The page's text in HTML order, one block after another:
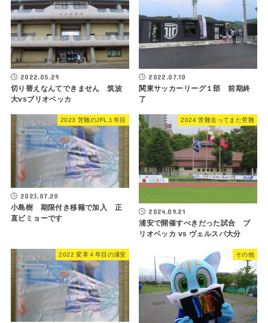
2022.05.29
切り替えなんてできません 筑波
大vsブリオベッカ
2022.07.10
関東サッカーリーグ１部 前期終
了
2023 苦難のJFL１年目
2023.07.20
小島樹 期限付き移籍で加入 正
直ビミョーです
2024 苦難去ってまた苦難
2024.09.21
浦安で開催すべきだった試合 ブ
リオベッカ vs ヴェルスパ大分
2022 変革４年目の浦安 その他